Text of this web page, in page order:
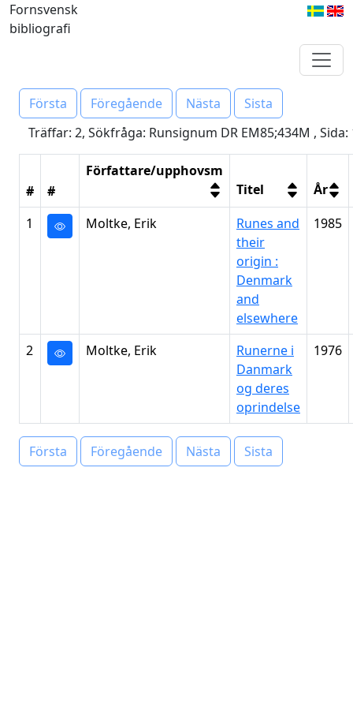
Fornsvensk
bibliografi
Första Föregående Nästa
Sista
Träffar: 2, Sökfråga: Runsignum DR EM85;434M , Sida:
# #
Författare/upphovsm
Titel
År
1
Moltke, Erik
Runes and
their
origin :
Denmark
and
elsewhere
1985
2 Moltke, Erik
Runerne i
Danmark
og deres
oprindelse
1976
Första Föregående Nästa Sista